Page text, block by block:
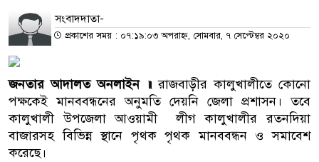
সংবাদদাতা-
প্রকাশের সময় : ০৭:১৯:০৩ অপরাহ্ন, সোমবার, ৭ সেপ্টেম্বর ২০২০
জনতার আদালত অনলাইন ॥ রাজবাড়ীর কালুখালীতে কোনো
পক্ষকেই মানববন্ধনের অনুমতি দেয়নি জেলা প্রশাসন। তবে
কালুখালী উপজেলা আওয়ামী লীগ কালুখালীর রতনদিয়া
বাজারসহ বিভিন্ন স্থানে পৃথক পৃথক মানববন্ধন ও সমাবেশ
করেছে।